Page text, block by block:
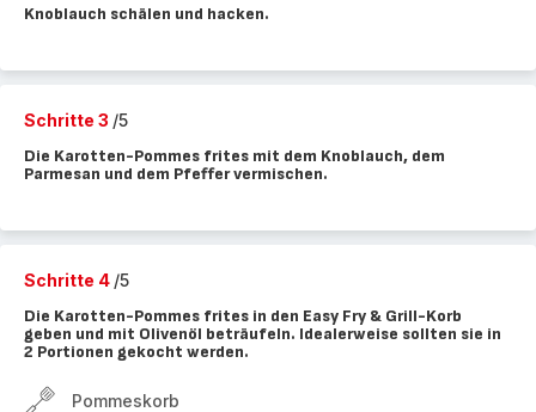
Knoblauch schälen und hacken.
Schritte 3 /5
Die Karotten-Pommes frites mit dem Knoblauch, dem
Parmesan und dem Pfeffer vermischen.
Schritte 4 /5
Die Karotten-Pommes frites in den Easy Fry & Grill-Korb
geben und mit Olivenöl beträufeln. Idealerweise sollten sie in
2 Portionen gekocht werden.
Pommeskorb